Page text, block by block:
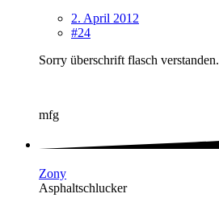
2. April 2012
#24
Sorry überschrift flasch verstanden.
mfg
Zony
Asphaltschlucker